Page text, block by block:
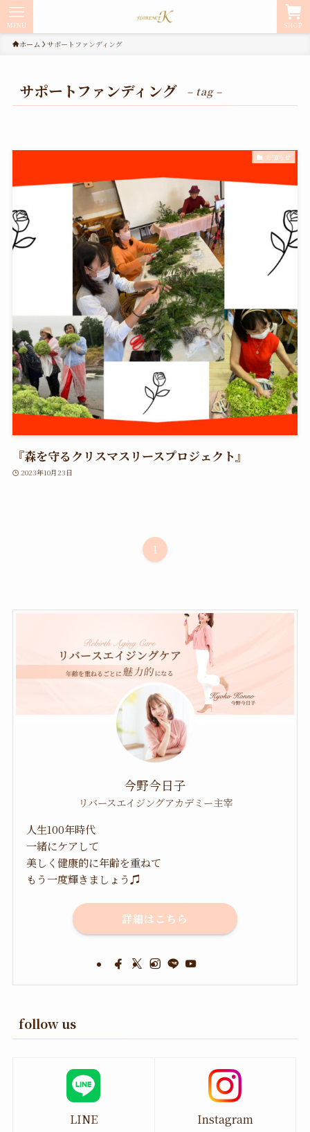
SHOP
MENU
ホーム サポートファンディング
サポートファンディング – tag –
お知らせ
『森を守るクリスマスリースプロジェクト』
2023年10月23日
1
今野今日子
リバースエイジングアカデミー主宰
人生100年時代
一緒にケアして
美しく健康的に年齢を重ねて
もう一度輝きましょう♫
詳細はこちら
follow us
LINE Instagram